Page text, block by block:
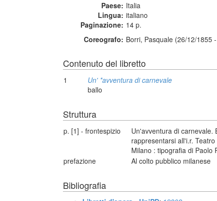
Paese: Italia
Lingua: italiano
Paginazione: 14 p.
Coreografo: Borri, Pasquale (26/12/1855
Contenuto del libretto
1
Un' *avventura di carnevale
ballo
Struttura
p. [1] - frontespizio
Un'avventura di carnevale.
rappresentarsi all'i.r.
Milano : tipografia di Paolo
prefazione
Al colto pubblico milanese
Bibliografia